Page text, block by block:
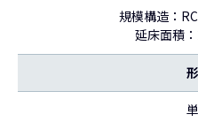
規模構造：
延床面積